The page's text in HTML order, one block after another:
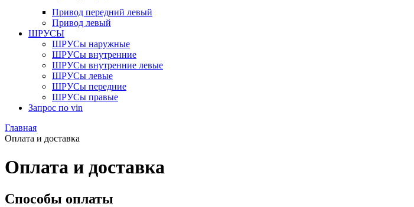
Привод передний левый
Привод левый
ШРУСЫ
ШРУСы наружные
ШРУСы внутренние
ШРУСы внутренние левые
ШРУСы левые
ШРУСы передние
ШРУСы правые
Запрос по vin
Главная
Оплата и доставка
Оплата и доставка
Способы оплаты